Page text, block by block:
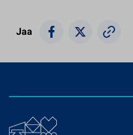
Jaa